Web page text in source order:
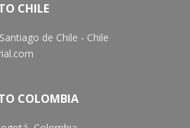
CHILE
de Chile - Chile
COLOMBIA